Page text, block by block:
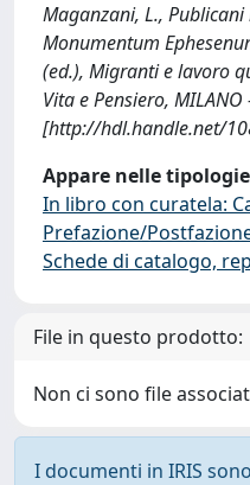
Maganzani, L.,
Monumentum
(ed.), Migranti e lavoro
Vita e Pensiero,
[http://hdl.handle.net/
Appare nelle
In libro con curatela:
Prefazione/
Schede di catalogo,
File in questo prodotto:
Non ci sono file
I documenti in IRIS